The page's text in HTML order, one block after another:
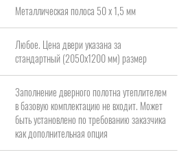
Металлическая полоса 50 х 1,5 мм
Любое. Цена двери указана за
стандартный (2050x1200 мм) размер
Заполнение дверного полотна утеплителем
в базовую комплектацию не входит. Может
быть установлено по требованию заказчика
как дополнительная опция